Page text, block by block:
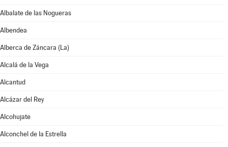
Albalate de las Nogueras
Albendea
Alberca de Záncara (La)
Alcalá de la Vega
Alcantud
Alcázar del Rey
Alcohujate
Alconchel de la Estrella